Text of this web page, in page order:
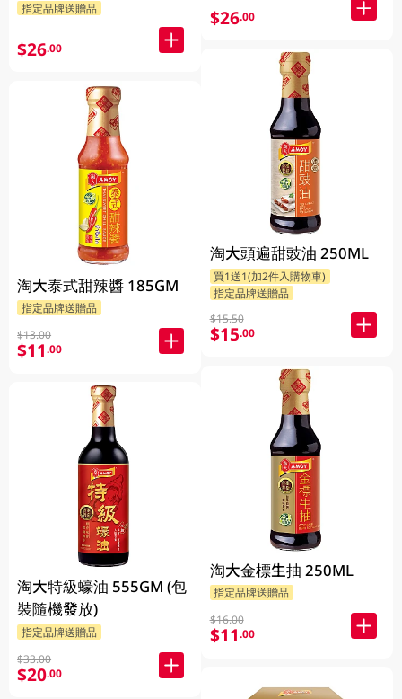
指定品牌送贈品
$26.00
淘大泰式甜辣醬 185GM
指定品牌送贈品
$13.00
$11.00
淘大特級蠔油 555GM (包
裝隨機發放)
指定品牌送贈品
$33.00
$20.00
$26.00
淘大頭遍甜豉油 250ML
買1送1(加2件入購物車)
指定品牌送贈品
$15.50
$15.00
淘大金標生抽 250ML
指定品牌送贈品
$16.00
$11.00